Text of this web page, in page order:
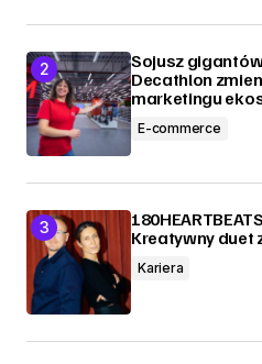
Sojusz
Decathlon
marketingu
E-commerce
Kreatywny duet
Kariera